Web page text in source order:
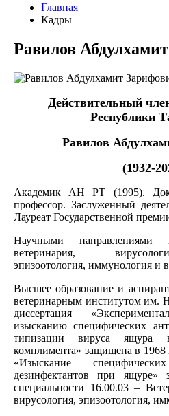
Главная
Кадры
Равилов
Действительный
Республики
Равилов
(1932-
Академик АН РТ (1995).
профессор. Заслуженный
Лауреат Государственной
Научными направлениями
ветеринария,
эпизоотология, иммунология и
Высшее образование и
ветеринарным институтом им.
диссертация
изысканию специфических
типизации вируса ящура
комплимента» защищена в 1968
«Изыскание
дезинфектантов при
специальности 16.00.03 –
вирусология, эпизоотология,